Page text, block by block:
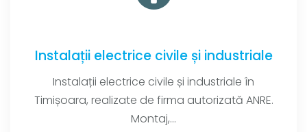
Instalații electrice civile și industriale
Instalații electrice civile și industriale în
Timișoara, realizate de firma autorizată ANRE.
Montaj,...